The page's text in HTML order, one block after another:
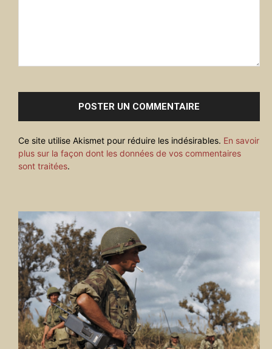
Ce site utilise Akismet pour réduire les indésirables. En savoir
plus sur la façon dont les données de vos commentaires
sont traitées.